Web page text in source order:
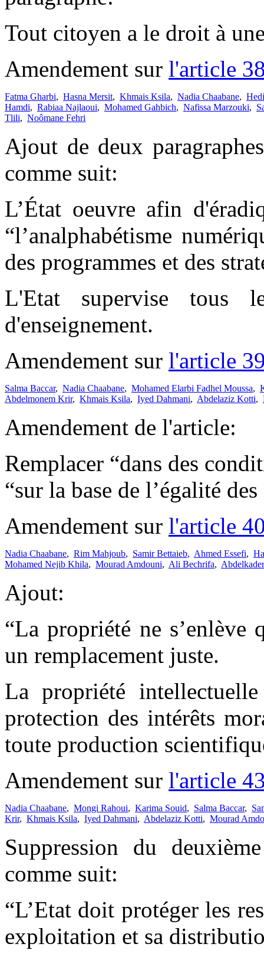
Tout citoyen a le droit à
Amendement sur l'article
Fatma Gharbi, Hasna Mersit, Khmais Ksila, Nadia Chaabane,
Hamdi, Rabiaa Najlaoui, Mohamed Gahbich, Nafissa Marzouki,
Tlili, Noômane Fehri
Ajout de deux
comme suit:
L’État oeuvre afin
“l’analphabétisme
des programmes et des
L'Etat supervise tous
d'enseignement.
Amendement sur l'article
Salma Baccar, Nadia Chaabane, Mohamed Elarbi Fadhel Moussa,
Abdelmonem Krir, Khmais Ksila, Iyed Dahmani, Abdelaziz Kotti,
Amendement de l'article:
Remplacer “dans des
“sur la base de l’égalité des
Amendement sur l'article
Nadia Chaabane, Rim Mahjoub, Samir Bettaieb, Ahmed Essefi,
Mohamed Nejib Khila, Mourad Amdouni, Ali Bechrifa,
Ajout:
“La propriété ne s’enlève
un remplacement juste.
La propriété
protection des intérêts
toute production
Amendement sur l'article
Nadia Chaabane, Mongi Rahoui, Karima Souid, Salma Baccar,
Krir, Khmais Ksila, Iyed Dahmani, Abdelaziz Kotti, Mourad
Suppression du
comme suit:
“L’Etat doit protéger les
exploitation et sa